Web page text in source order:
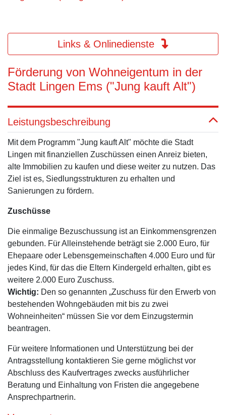
Links & Onlinedienste
Förderung von Wohneigentum in der
Stadt Lingen Ems ("Jung kauft Alt")
Leistungsbeschreibung
Mit dem Programm "Jung kauft Alt" möchte die Stadt
Lingen mit finanziellen Zuschüssen einen Anreiz bieten,
alte Immobilien zu kaufen und diese weiter zu nutzen. Das
Ziel ist es, Siedlungsstrukturen zu erhalten und
Sanierungen zu fördern.
Zuschüsse
Die einmalige Bezuschussung ist an Einkommensgrenzen
gebunden. Für Alleinstehende beträgt sie 2.000 Euro, für
Ehepaare oder Lebensgemeinschaften 4.000 Euro und für
jedes Kind, für das die Eltern Kindergeld erhalten, gibt es
weitere 2.000 Euro Zuschuss.
Wichtig: Den so genannten „Zuschuss für den Erwerb von
bestehenden Wohngebäuden mit bis zu zwei
Wohneinheiten“ müssen Sie vor dem Einzugstermin
beantragen.
Für weitere Informationen und Unterstützung bei der
Antragsstellung kontaktieren Sie gerne möglichst vor
Abschluss des Kaufvertrages zwecks ausführlicher
Beratung und Einhaltung von Fristen die angegebene
Ansprechpartnerin.